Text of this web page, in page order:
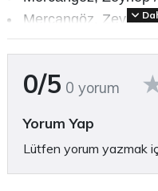
Mercangöz, Zeynep
Geç Bizans Çağı
İnanan, Filiz /
Kırmızı, Burcu /
Bulunan Zeuksippus
Özellikleri ve Yapım
0/5 0 yorum
Yorum Yap
Lütfen yorum yazmak